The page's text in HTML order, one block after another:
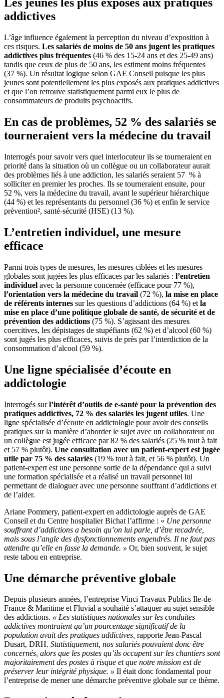
Les jeunes les plus exposés aux pratiques
addictives
L’âge influence également la perception du niveau d’exposition à
ces risques. Les salariés de moins de 50 ans jugent les pratiques
addictives plus fréquentes (46 % des 15-24 ans et des 25-49 ans)
tandis que ceux de plus de 50 ans, les estiment moins fréquentes
(37 %). Un résultat logique selon GAE Conseil puisque les plus
jeunes sont potentiellement les plus exposés aux pratiques addictives
et que l’on retrouve statistiquement parmi eux le plus de
consommateurs de produits psychoactifs.
En cas de problèmes, 52 % des salariés se
tourneraient vers la médecine du travail
Interrogés pour savoir vers quel interlocuteur ils se tourneraient en
priorité dans la situation où un collègue ou un collaborateur aurait
des problèmes liés à une addiction, les salariés seraient 57 % à
solliciter en premier les proches. Ils se tourneraient ensuite, pour
52 %, vers la médecine du travail, avant le supérieur hiérarchique
(44 %) et les représentants du personnel (36 %) et enfin le service
prévention², santé-sécurité (HSE) (13 %).
L’entretien individuel, une mesure
efficace
Parmi trois types de mesures, les mesures ciblées et les mesures
globales sont jugées les plus efficaces par les salariés : l’entretien
individuel avec la personne concernée (efficace pour 77 %),
l’orientation vers la médecine du travail (72 %), la mise en place
de référents internes sur les questions d’addictions (64 %) et la
mise en place d’une politique globale de santé, de sécurité et de
prévention des addictions (75 %). S’agissant des mesures
coercitives, les dépistages de stupéfiants (62 %) et d’alcool (60 %)
sont jugés les plus efficaces, suivis de près par l’interdiction de la
consommation d’alcool (59 %).
Une ligne spécialisée d’écoute en
addictologie
Interrogés surl’intérêt d’outils de e-santé pour la prévention des
pratiques addictives, 72 % des salariés les jugent utiles. Une
ligne spécialisée d’écoute en addictologie pour avoir des conseils
pratiques sur la manière d’aborder le sujet avec un collaborateur ou
un collègue est jugée efficace par 82 % des salariés (25 % tout à fait
et 57 % plutôt). Une consultation avec un patient-expert est jugée
utile par 75 % des salariés (19 % tout à fait, et 56 % plutôt). Un
patient-expert est une personne sortie de la dépendance qui a suivi
une formation spécialisée et a réalisé un travail personnel lui
permettant de dialoguer avec une personne souffrant d’addictions et
de l’aider.
Ariane Pommery, patient-expert en addictologie auprès de GAE
Conseil et du Centre hospitalier Bichat l’affirme : « Une personne
souffrant d’addictions a besoin qu’on lui parle, d’être recadrée,
mais sous l’angle des dysfonctionnements engendrés. Il ne faut pas
attendre qu’elle en fasse la demande. » Or, bien souvent, le sujet
reste tabou en entreprise.
Une démarche préventive globale
Depuis plusieurs années, l’entreprise Vinci Travaux Publics Ile-de-
France & Maritime et Fluvial a souhaité s’attaquer au sujet sensible
des addictions. « Les statistiques nationales sur les conduites
addictives montraient qu’un pourcentage significatif de la
population avait des pratiques addictives, rapporte Jean-Pascal
Dusart, DRH. Statistiquement, nos salariés pouvaient donc être
concernés, alors que les postes qu’ils occupent sur les chantiers sont
majoritairement des postes à risque et que notre mission est de
préserver leur intégrité physique. » Il était donc fondamental pour
l’entreprise de mener une démarche préventive globale sur ce thème.